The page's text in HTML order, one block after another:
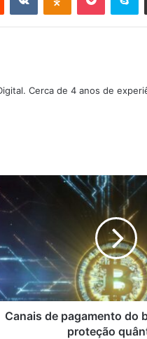
Cerca de 4 anos de
Canais de pagamento do
proteção